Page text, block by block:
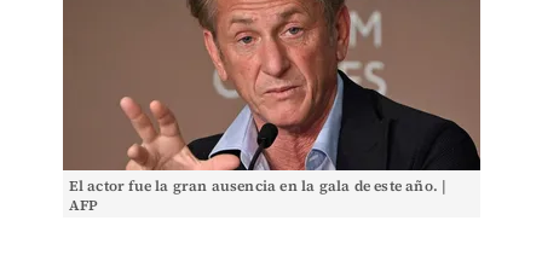
El actor fue la gran ausencia en la gala de este año. |
AFP